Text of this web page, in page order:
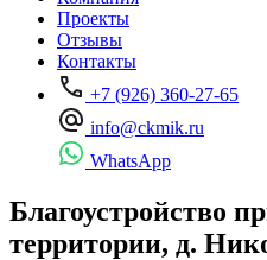
Проекты
Отзывы
Контакты
+7 (926) 360-27-65
info@ckmik.ru
WhatsApp
Благоустройство
территории, д.